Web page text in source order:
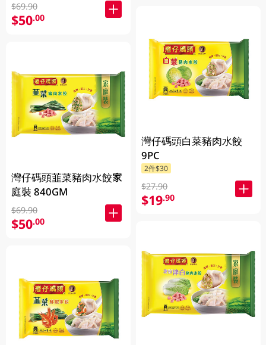
$69.90
$50.00
灣仔碼頭韮菜豬肉水餃家
庭裝 840GM
$69.90
$50.00
灣仔碼頭白菜豬肉水餃
9PC
2件$30
$27.90
$19.90